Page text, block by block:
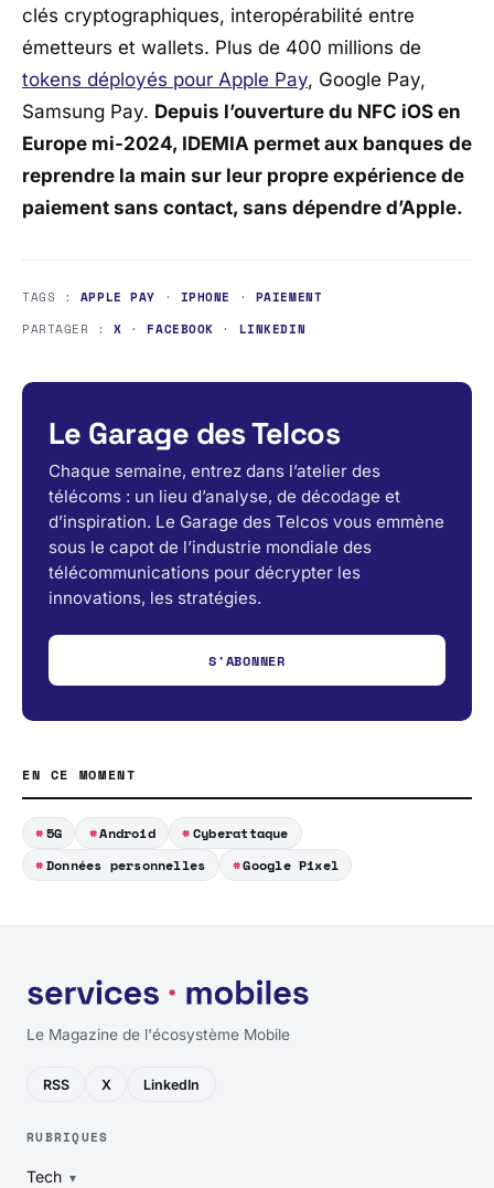
clés cryptographiques, interopérabilité entre
émetteurs et wallets. Plus de 400 millions de
tokens déployés pour Apple Pay, Google Pay,
Samsung Pay. Depuis l’ouverture du NFC iOS en
Europe mi-2024, IDEMIA permet aux banques de
reprendre la main sur leur propre expérience de
paiement sans contact, sans dépendre d’Apple.
TAGS : APPLE PAY · IPHONE · PAIEMENT
PARTAGER :X · FACEBOOK · LINKEDIN
Le Garage des Telcos
Chaque semaine, entrez dans l’atelier des
télécoms : un lieu d’analyse, de décodage et
d’inspiration. Le Garage des Telcos vous emmène
sous le capot de l’industrie mondiale des
télécommunications pour décrypter les
innovations, les stratégies.
S'ABONNER
EN CE MOMENT
5G Android
Cyberattaque
Données personnelles
Google Pixel
Le Magazine de l'écosystème Mobile
RSS X LinkedIn
RUBRIQUES
Tech